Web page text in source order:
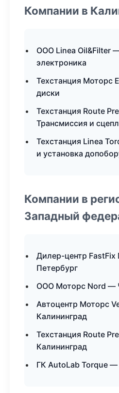
Компании в
ООО Linea Oil&Filter
электроника
Техстанция
диски
Техстанция Route
Трансмиссия и
Техстанция Linea
и установка
Компании в
Западный
Дилер-центр
Петербург
ООО Моторс Nord —
Автоцентр Моторс
Калининград
Техстанция Route
Калининград
ГК AutoLab Torque